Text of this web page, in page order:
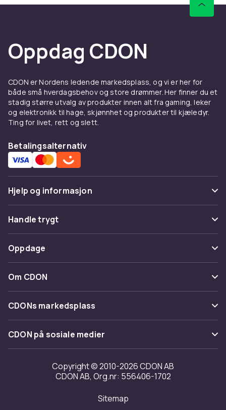
Oppdag CDON
CDON er Nordens ledende markedsplass, og vi er her for
både små hverdagsbehov og store drømmer. Her finner du et
stadig større utvalg av produkter innen alt fra gaming, leker
og elektronikk til hage, skjønnhet og produkter til kjæledyr.
Ting for livet, rett og slett.
Betalingsalternativ
Hjelp og informasjon
Vanlige spørsmål
Spor pakke
Angre & returner her
Kontakt oss
Handle trygt
Betaling
Levering
Tilbakekallinger
Oppdage
Kategorier
Varemerker
Om CDON
Om oss
Kundeanmeldelser
Jobbe på CDON
Investor relations
Tilgjengelighet
CDONs markedsplass
Merchant Help Center
CDON på sosiale medier
Copyright © 2010-2026 CDON AB
CDON AB, Org.nr: 556406-1702
Sitemap